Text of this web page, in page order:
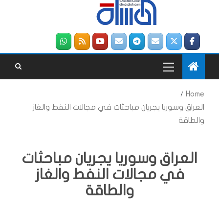
Home
العراق وسوريا يجريان مباحثات في مجالات النفط والغاز
والطاقة
العراق وسوريا يجريان مباحثات
في مجالات النفط والغاز
والطاقة